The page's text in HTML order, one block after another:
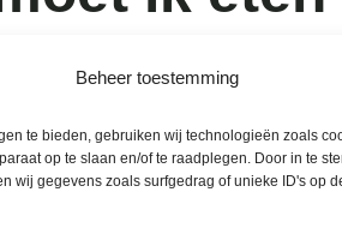
Beheer toestemming
te bieden, gebruiken wij technologieën zoals
op te slaan en/of te raadplegen. Door in te
wij gegevens zoals surfgedrag of unieke ID's op
voorkeuren en je beroep.
drie tot vier à vijf maaltijden per
calorie-budget, waardoor je per
‘maaltijd’ verzadigd zijn?